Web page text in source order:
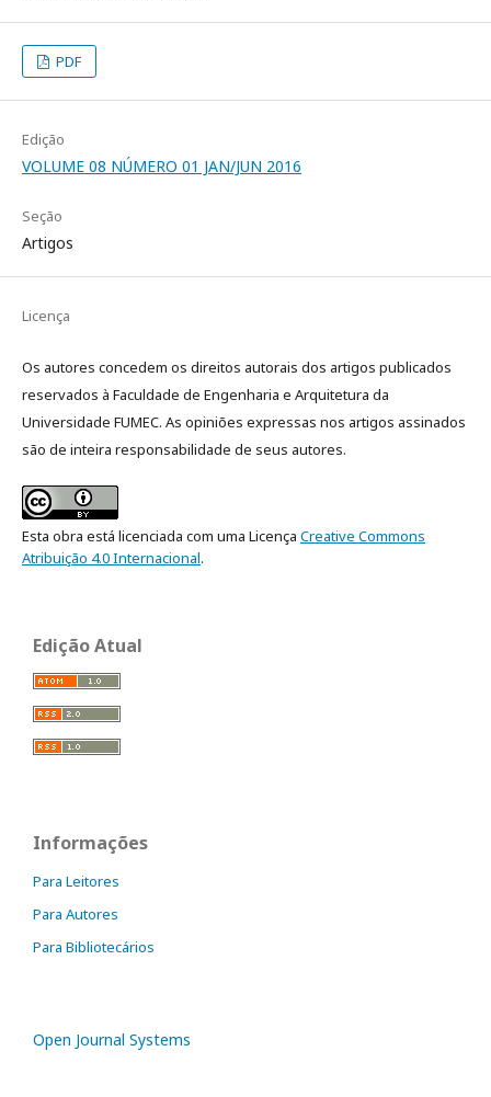
PDF
Edição
VOLUME 08 NÚMERO 01 JAN/JUN 2016
Seção
Artigos
Licença
Os autores concedem os direitos autorais dos artigos publicados
reservados à Faculdade de Engenharia e Arquitetura da
Universidade FUMEC. As opiniões expressas nos artigos assinados
são de inteira responsabilidade de seus autores.
Esta obra está licenciada com uma Licença Creative Commons
Atribuição 4.0 Internacional.
Edição Atual
Informações
Para Leitores
Para Autores
Para Bibliotecários
Open Journal Systems